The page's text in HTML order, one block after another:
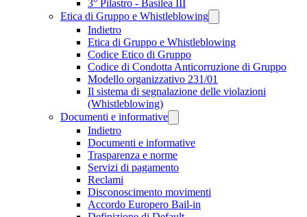
3° Pilastro - Basilea III
Etica di Gruppo e Whistleblowing
Indietro
Etica di Gruppo e Whistleblowing
Codice Etico di Gruppo
Codice di Condotta Anticorruzione di Gruppo
Modello organizzativo 231/01
Il sistema di segnalazione delle violazioni
(Whistleblowing)
Documenti e informative
Indietro
Documenti e informative
Trasparenza e norme
Servizi di pagamento
Reclami
Disconoscimento movimenti
Accordo Europero Bail-in